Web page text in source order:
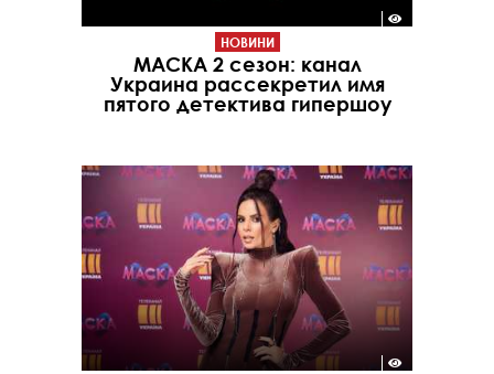
НОВИНИ
МАСКА 2 сезон: канал
Украина рассекретил имя
пятого детектива гипершоу